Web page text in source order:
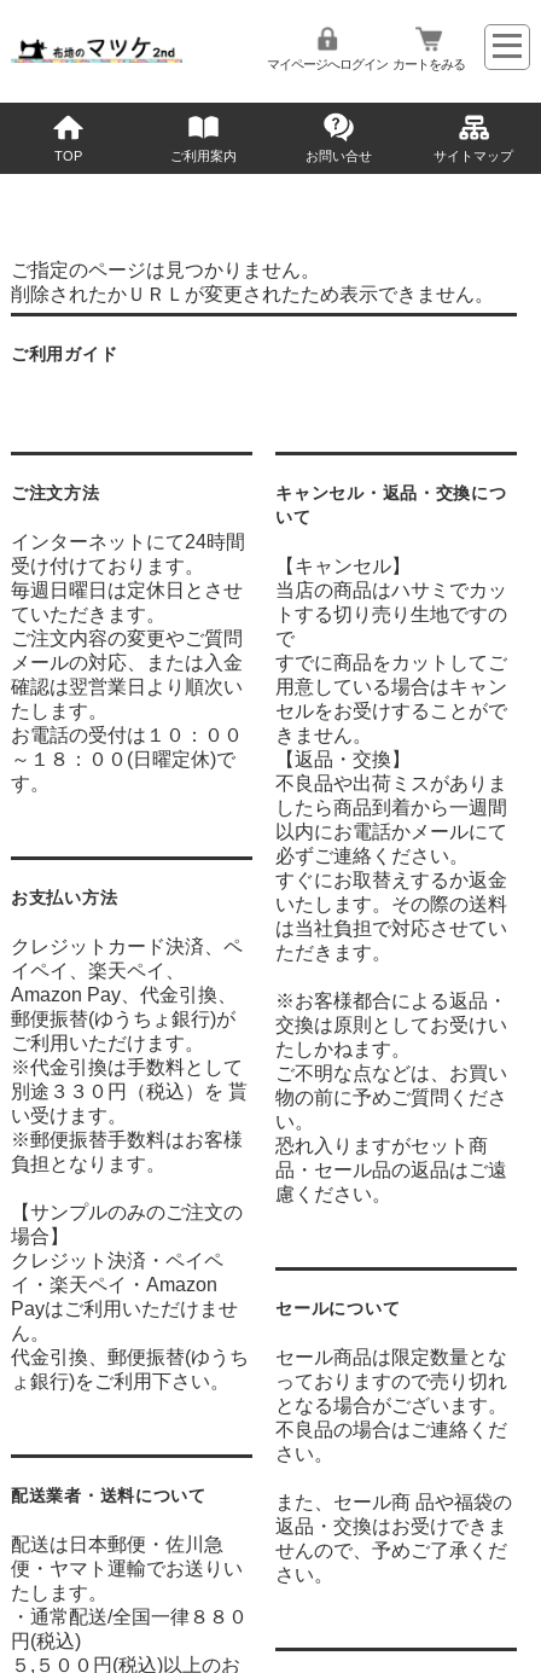
マイページへログイン カートをみる
TOP ご利用案内 お問い合せ サイトマップ
ご指定のページは見つかりません。
削除されたかＵＲＬが変更されたため表示できません。
ご利用ガイド
ご注文方法
インターネットにて24時間
受け付けております。
毎週日曜日は定休日とさせ
ていただきます。
ご注文内容の変更やご質問
メールの対応、または入金
確認は翌営業日より順次い
たします。
お電話の受付は１０：００
～１８：００(日曜定休)で
す。
お支払い方法
クレジットカード決済、ペ
イペイ、楽天ペイ、
Amazon Pay、代金引換、
郵便振替(ゆうちょ銀行)が
ご利用いただけます。
※代金引換は手数料として
別途３３０円（税込）を 貰
い受けます。
※郵便振替手数料はお客様
負担となります。
【サンプルのみのご注文の
場合】
クレジット決済・ペイペ
イ・楽天ペイ・Amazon
Payはご利用いただけませ
ん。
代金引換、郵便振替(ゆうち
ょ銀行)をご利用下さい。
配送業者・送料について
配送は日本郵便・佐川急
便・ヤマト運輸でお送りい
たします。
・通常配送/全国一律８８０
円(税込)
５,５００円(税込)以上のお
キャンセル・返品・交換につ
いて
【キャンセル】
当店の商品はハサミでカッ
トする切り売り生地ですの
で
すでに商品をカットしてご
用意している場合はキャン
セルをお受けすることがで
きません。
【返品・交換】
不良品や出荷ミスがありま
したら商品到着から一週間
以内にお電話かメールにて
必ずご連絡ください。
すぐにお取替えするか返金
いたします。その際の送料
は当社負担で対応させてい
ただきます。
※お客様都合による返品・
交換は原則としてお受けい
たしかねます。
ご不明な点などは、お買い
物の前に予めご質問くださ
い。
恐れ入りますがセット商
品・セール品の返品はご遠
慮ください。
セールについて
セール商品は限定数量とな
っておりますので売り切れ
となる場合がございます。
不良品の場合はご連絡くだ
さい。
また、セール商 品や福袋の
返品・交換はお受けできま
せんので、予めご了承くだ
さい。